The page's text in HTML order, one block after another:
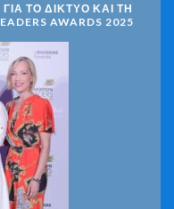
ΤΟ ΔΙΚΤΥΟ ΚΑΙ ΤΗ
AWARDS 2025